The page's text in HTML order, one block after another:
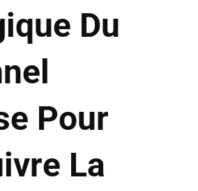
Du
Pour
La